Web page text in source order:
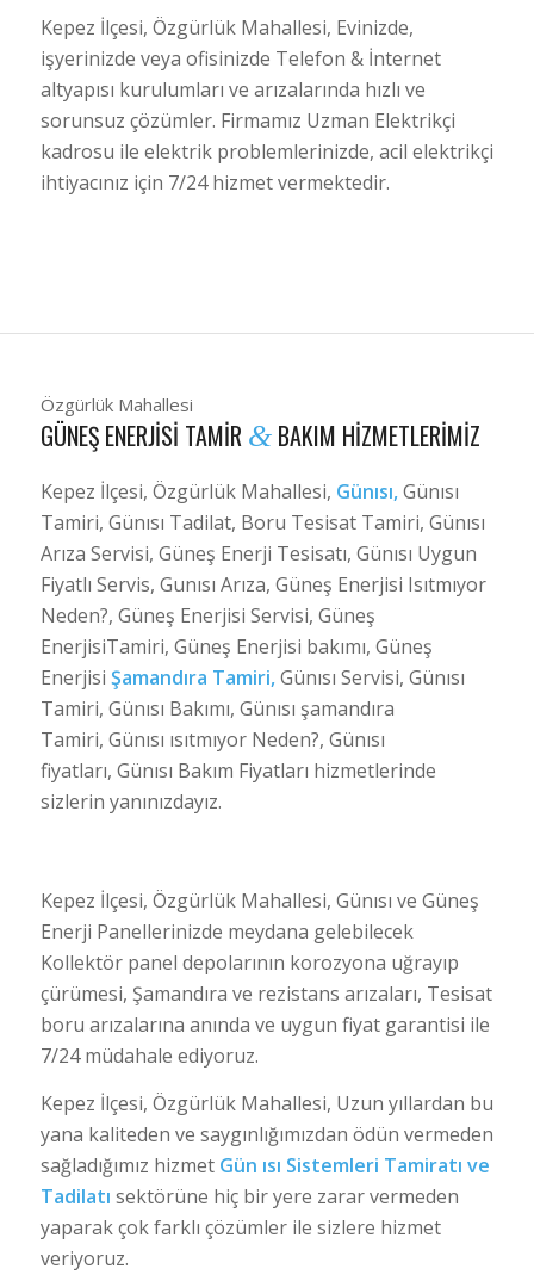
Kepez İlçesi, Özgürlük Mahallesi, Evinizde,
işyerinizde veya ofisinizde Telefon & İnternet
altyapısı kurulumları ve arızalarında hızlı ve
sorunsuz çözümler. Firmamız Uzman Elektrikçi
kadrosu ile elektrik problemlerinizde, acil elektrikçi
ihtiyacınız için 7/24 hizmet vermektedir.
Özgürlük Mahallesi
GÜNEŞ ENERJISI TAMIR &BAKIM HIZMETLERIMIZ
Kepez İlçesi, Özgürlük Mahallesi, Günısı,Günısı
Tamiri, Günısı Tadilat, Boru Tesisat Tamiri, Günısı
Arıza Servisi, Güneş Enerji Tesisatı, Günısı Uygun
Fiyatlı Servis, Gunısı Arıza, Güneş Enerjisi Isıtmıyor
Neden?, Güneş Enerjisi Servisi, Güneş
EnerjisiTamiri, Güneş Enerjisi bakımı, Güneş
Enerjisi Şamandıra Tamiri,Günısı Servisi, Günısı
Tamiri, Günısı Bakımı, Günısı şamandıra
Tamiri, Günısı ısıtmıyor Neden?, Günısı
fiyatları, Günısı Bakım Fiyatları hizmetlerinde
sizlerin yanınızdayız.
Kepez İlçesi, Özgürlük Mahallesi, Günısı ve Güneş
Enerji Panellerinizde meydana gelebilecek
Kollektör panel depolarının korozyona uğrayıp
çürümesi, Şamandıra ve rezistans arızaları, Tesisat
boru arızalarına anında ve uygun fiyat garantisi ile
7/24 müdahale ediyoruz.
Kepez İlçesi, Özgürlük Mahallesi, Uzun yıllardan bu
yana kaliteden ve saygınlığımızdan ödün vermeden
sağladığımız hizmet Gün ısı Sistemleri Tamiratı ve
Tadilatı sektörüne hiç bir yere zarar vermeden
yaparak çok farklı çözümler ile sizlere hizmet
veriyoruz.